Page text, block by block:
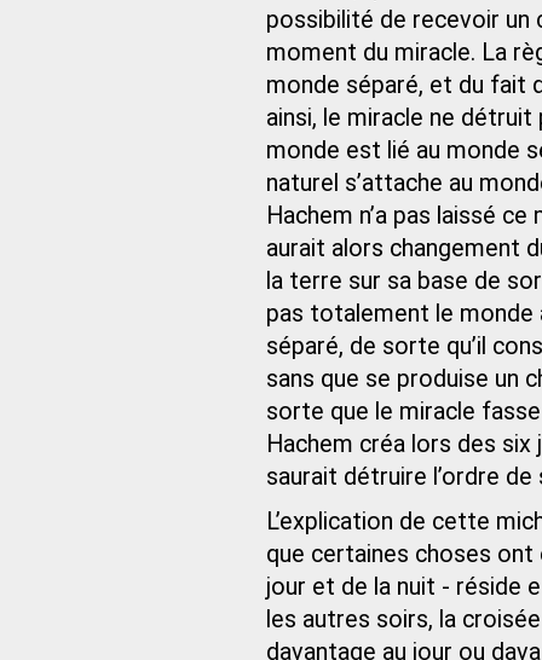
possibilité de recevoir un
moment du miracle. La
monde séparé, et du fait
ainsi, le miracle ne
monde est lié au monde
naturel s’attache au
Hachem n’a pas laissé
aurait alors changement
la terre sur sa base de
pas totalement le monde
séparé, de sorte qu’il
sans que se produise un
sorte que le miracle
Hachem créa lors des
saurait détruire l’ordre de
L’explication de cette
que certaines choses ont
jour et de la nuit - réside
les autres soirs, la
davantage au jour ou